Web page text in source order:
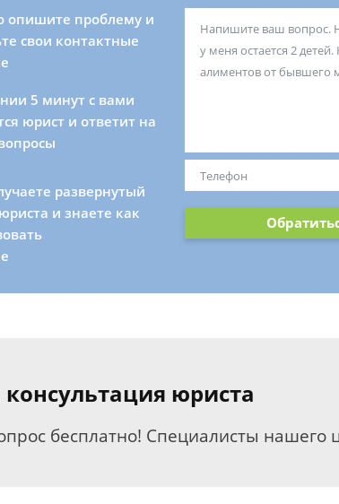
опишите проблему и
свои контактные
5 минут с вами
юрист и ответит на
развернутый
и знаете как
консультация юриста
бесплатно! Специалисты нашего